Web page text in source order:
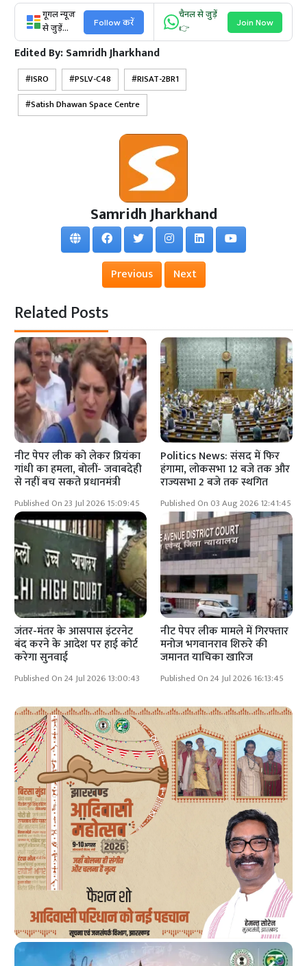
गूगल न्यूज
से जुड़ें...
Follow करें
चैनल से जुड़ें
👉
Join Now
Edited By:Samridh Jharkhand
ISRO PSLV-C48
RISAT-2BR1
Satish Dhawan Space Centre
Samridh Jharkhand
Previous Next
Related Posts
नीट पेपर लीक को लेकर प्रियंका
गांधी का हमला, बोलीं- जवाबदेही
से नहीं बच सकते प्रधानमंत्री
Published On 23 Jul 2026 15:09:45
Politics News: संसद में फिर
हंगामा, लोकसभा 12 बजे तक और
राज्यसभा 2 बजे तक स्थगित
Published On 03 Aug 2026 12:41:45
जंतर-मंतर के आसपास इंटरनेट
बंद करने के आदेश पर हाई कोर्ट
करेगा सुनवाई
Published On 24 Jul 2026 13:00:43
नीट पेपर लीक मामले में गिरफ्तार
मनोज भगवानराव शिरुरे की
जमानत याचिका खारिज
Published On 24 Jul 2026 16:13:45